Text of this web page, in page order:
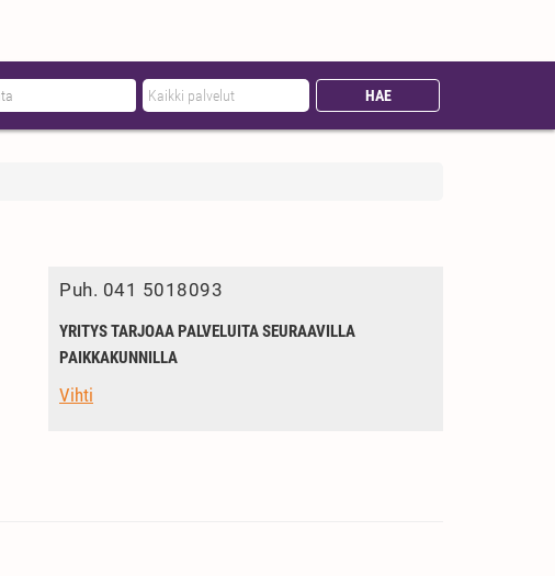
Puh. 041 5018093
YRITYS TARJOAA PALVELUITA SEURAAVILLA
PAIKKAKUNNILLA
Vihti